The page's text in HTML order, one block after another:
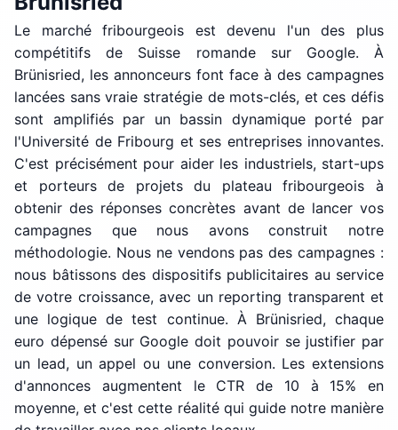
Le marché fribourgeois est devenu l'un des plus
compétitifs de Suisse romande sur Google. À
Brünisried, les annonceurs font face à des campagnes
lancées sans vraie stratégie de mots-clés, et ces défis
sont amplifiés par un bassin dynamique porté par
l'Université de Fribourg et ses entreprises innovantes.
C'est précisément pour aider les industriels, start-ups
et porteurs de projets du plateau fribourgeois à
obtenir des réponses concrètes avant de lancer vos
campagnes que nous avons construit notre
méthodologie. Nous ne vendons pas des campagnes :
nous bâtissons des dispositifs publicitaires au service
de votre croissance, avec un reporting transparent et
une logique de test continue. À Brünisried, chaque
euro dépensé sur Google doit pouvoir se justifier par
un lead, un appel ou une conversion. Les extensions
d'annonces augmentent le CTR de 10 à 15% en
moyenne, et c'est cette réalité qui guide notre manière